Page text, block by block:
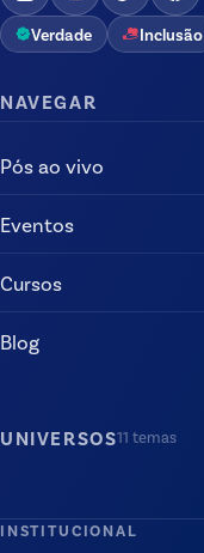
Verdade Inclusão
NAVEGAR
Pós ao vivo
Eventos
Cursos
Blog
UNIVERSOS11 temas
INSTITUCIONAL